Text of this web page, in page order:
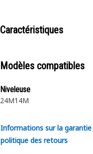
Caractéristiques
Modèles compatibles
Niveleuse
24M14M
Informations sur la garantie
politique des retours